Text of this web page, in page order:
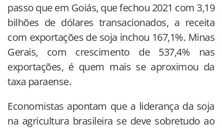
passo que em Goiás, que fechou 2021 com 3,19
bilhões de dólares transacionados, a receita
com exportações de soja inchou 167,1%. Minas
Gerais, com crescimento de 537,4% nas
exportações, é quem mais se aproximou da
taxa paraense.
Economistas apontam que a liderança da soja
na agricultura brasileira se deve sobretudo ao